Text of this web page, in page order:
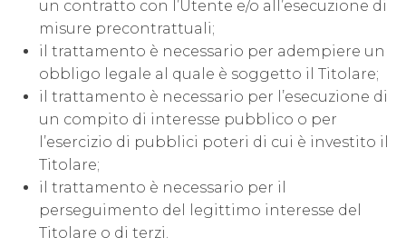
un contratto con l’Utente e/o all’esecuzione di
misure precontrattuali;
il trattamento è necessario per adempiere un
obbligo legale al quale è soggetto il Titolare;
il trattamento è necessario per l’esecuzione di
un compito di interesse pubblico o per
l’esercizio di pubblici poteri di cui è investito il
Titolare;
il trattamento è necessario per il
perseguimento del legittimo interesse del
Titolare o di terzi.